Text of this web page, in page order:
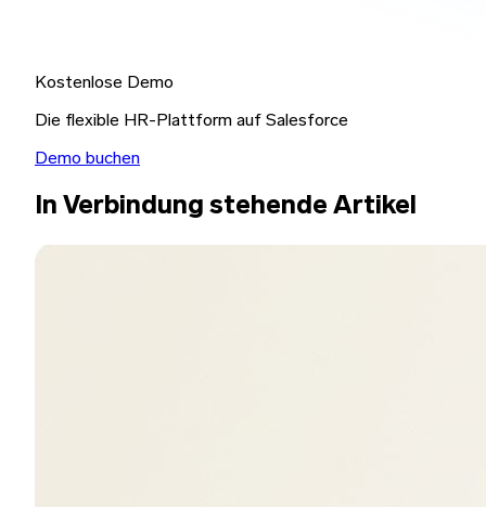
Kostenlose Demo
Die flexible HR-Plattform auf Salesforce
Demo buchen
In Verbindung stehende Artikel